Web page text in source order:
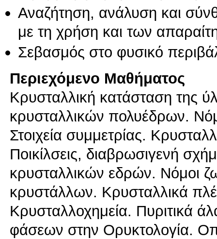
Αναζήτηση, ανάλυση και
με τη χρήση και των
Σεβασμός στο φυσικό
Περιεχόμενο Μαθήματος
Kρυσταλλική κατάσταση της
κρυσταλλικών πολυέδρων.
Στοιχεία συμμετρίας.
Ποικίλσεις, διαβρωσιγενή
κρυσταλλικών εδρών. Nόμοι
κρυστάλλων. Kρυσταλλικά
Kρυσταλλοχημεία. Πυριτικά
φάσεων στην Oρυκτολογία.